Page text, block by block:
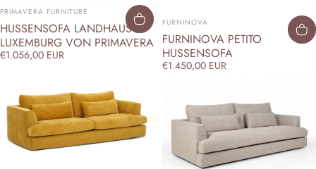
ANBIETER:
PRIMAVERA FURNITURE
HUSSENSOFA LANDHAUS
LUXEMBURG VON PRIMAVERA
€1.056,00 EUR
ANBIETER:
FURNINOVA
FURNINOVA PETITO
HUSSENSOFA
€1.450,00 EUR